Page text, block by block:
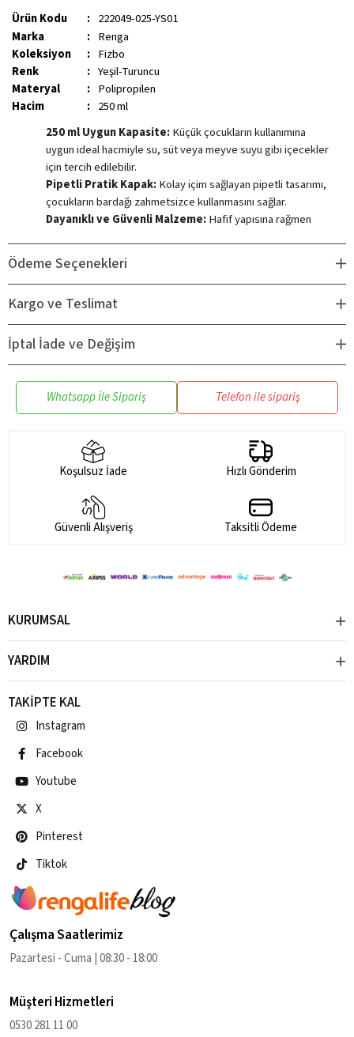
Ürün Kodu : 222049-025-YS01
Marka
: Renga
Koleksiyon
: Fizbo
Renk
: Yeşil-Turuncu
Materyal
: Polipropilen
Hacim
: 250 ml
250 ml Uygun Kapasite:Küçük çocukların kullanımına
uygun ideal hacmiyle su, süt veya meyve suyu gibi içecekler
için tercih edilebilir.
Pipetli Pratik Kapak:Kolay içim sağlayan pipetli tasarımı,
çocukların bardağı zahmetsizce kullanmasını sağlar.
Dayanıklı ve Güvenli Malzeme:Hafif yapısına rağmen
Çocukların günlük kullanımına uygun, pratik ve güvenli bir
alternatiftir.
Kolay Kavranabilir Yapı:Bardak formu çocukların küçük
ellerine uygundur; tutması ve taşınması kolaydır.
Güvenli İçerik:Ebeveynlerin hassasiyetle dikkat ettiği BPA
maddesini içermez; çocuğunuz için güvenle kullanılabilir.
Kolay Temizlik:Parçaların ayrılabilir yapısı temizlik
sırasında pratiklik sunar.
Ödeme Seçenekleri
Kargo ve Teslimat
İptal İade ve Değişim
Whatsapp İle Sipariş Telefon ile sipariş
Koşulsuz İade Hızlı Gönderim
Güvenli Alışveriş Taksitli Ödeme
KURUMSAL
YARDIM
TAKİPTE KAL
Instagram
Facebook
Youtube
X
Pinterest
Tiktok
Çalışma Saatlerimiz
Pazartesi - Cuma | 08:30 - 18:00
Müşteri Hizmetleri
0530 281 11 00